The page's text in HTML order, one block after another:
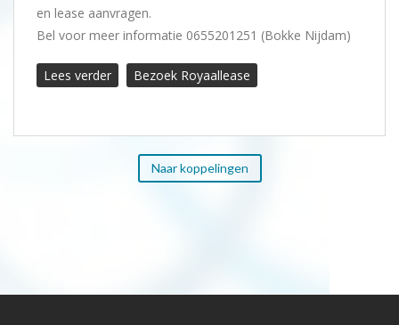
en lease aanvragen.
Bel voor meer informatie 0655201251 (Bokke Nijdam)
Lees verder Bezoek Royaallease
Naar koppelingen